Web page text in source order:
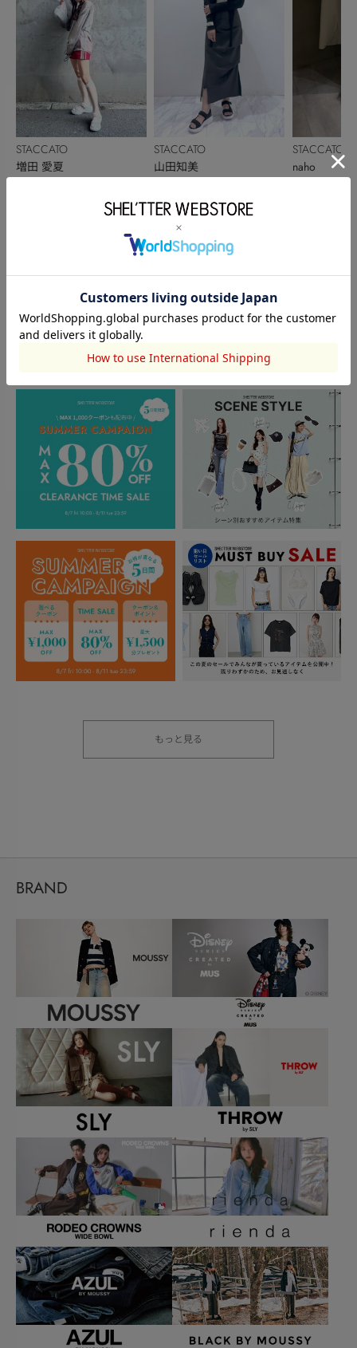
STACCATO
増田 愛夏
STACCATO
山田知美
STACCATO
naho
このアイテムを見た人がチェックしている商品
もっと見る
BRAND